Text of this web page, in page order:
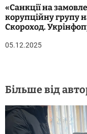
«Санкції на
корупційну групу
Скороход.
05.12.2025
Більше від